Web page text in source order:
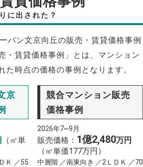
に出された？
バン文京向丘の販売・賃貸価格事例
・賃貸価格事例」とは、マンション
た時点の価格の事例となります。
京
（㎡単
Ｋ ／55
競合マンション販売
価格事例
2026年7~9月
販売価格： 1億2,480万円
（㎡単価177万円）
中層階 ／南東向き ／2ＬＤＫ ／70